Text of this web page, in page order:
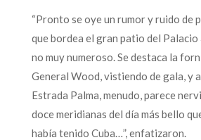
“Pronto se oye un rumor y ruido de
que bordea el gran patio del Palacio
no muy numeroso. Se destaca la
General Wood, vistiendo de gala, y
Estrada Palma, menudo, parece
doce meridianas del día más bello
había tenido Cuba…”, enfatizaron.